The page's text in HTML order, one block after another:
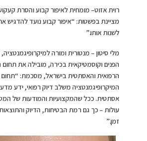
רוית אזוט– מומחית לאיפור קבוע והסרת
מציינת בפשטות: “איפור קבוע נועד להדגיש
לשנות אותו.”
מלי סיטון – מנטורית ומורה
הפנים וקוסמטיקאית בכירה, מובילה את תחום
הרפואית והאסתטית בישראל, מסכמת: “תחום
המיקרופיגמנטציה משלב דיוק רפואי, ידע
אסתטית. ככל שהמקצועיות והמודעות של
עולות – כך גם רמת הבטיחות, הדיוק
זמן.”